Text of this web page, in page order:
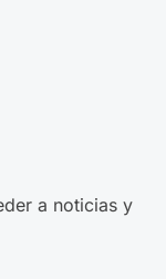
a noticias y